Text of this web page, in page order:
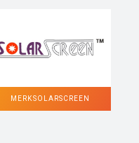
MERK SOLARSCREEN